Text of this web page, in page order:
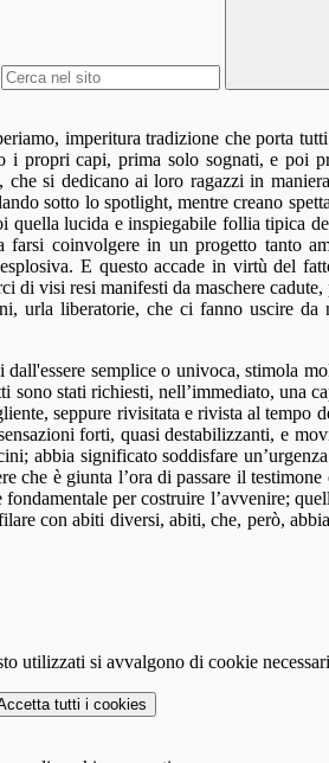
imperitura tradizione che porta
i propri capi, prima solo sognati, e poi
si dedicano ai loro ragazzi in
sotto lo spotlight, mentre creano
quella lucida e inspiegabile follia tipica
farsi coinvolgere in un progetto tanto
E questo accade in virtù del
di visi resi manifesti da maschere
urla liberatorie, che ci fanno uscire
semplice o univoca, stimola
stati richiesti, nell’immediato, una
seppure rivisitata e rivista al
forti, quasi destabilizzanti, e
abbia significato soddisfare
che è giunta l’ora di passare il
fondamentale per costruire l’avvenire;
con abiti diversi, abiti, che, però,
utilizzati si avvalgono di cookie
tutti i cookies